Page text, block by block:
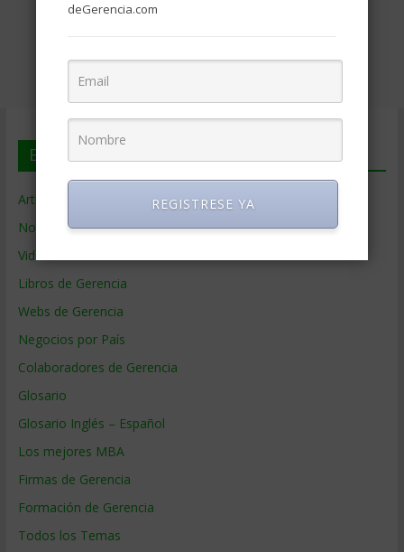
En deGerencia.com
Artículos de Gerencia
Noticias de Gerencia
Videos de Gerencia
Libros de Gerencia
Webs de Gerencia
Negocios por País
Colaboradores de Gerencia
Glosario
Glosario Inglés – Español
Los mejores MBA
Firmas de Gerencia
Formación de Gerencia
Todos los Temas
deGerencia.com
REGISTRESE YA